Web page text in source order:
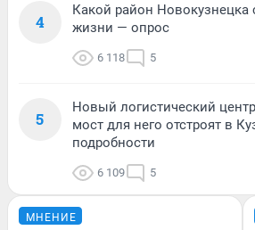
4
Какой район
жизни — опрос
6 118 5
5
Новый логистический
мост для него отстроят в
подробности
6 109 5
МНЕНИЕ